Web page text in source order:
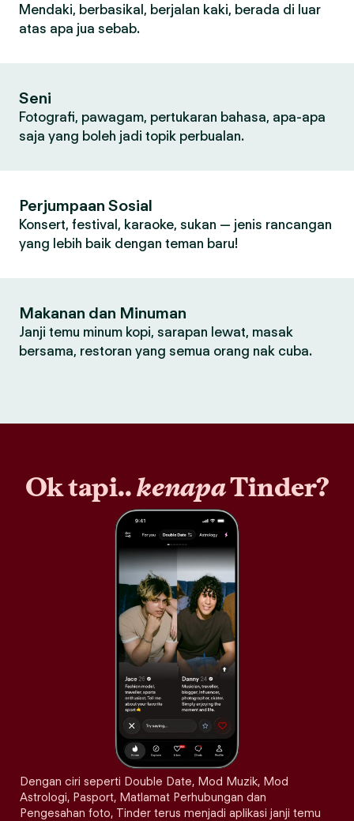
Mendaki, berbasikal, berjalan kaki, berada di luar
atas apa jua sebab.
Seni
Fotografi, pawagam, pertukaran bahasa, apa-apa
saja yang boleh jadi topik perbualan.
Perjumpaan Sosial
Konsert, festival, karaoke, sukan — jenis rancangan
yang lebih baik dengan teman baru!
Makanan dan Minuman
Janji temu minum kopi, sarapan lewat, masak
bersama, restoran yang semua orang nak cuba.
Ok tapi..kenapaTinder?
Dengan ciri seperti Double Date, Mod Muzik, Mod
Astrologi, Pasport, Matlamat Perhubungan dan
Pengesahan foto, Tinder terus menjadi aplikasi janji temu